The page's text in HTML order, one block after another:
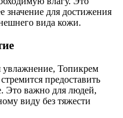
значение для достижения
вида кожи.
увлажнение, Топикрем
предоставить
Это важно для людей,
виду без тяжести